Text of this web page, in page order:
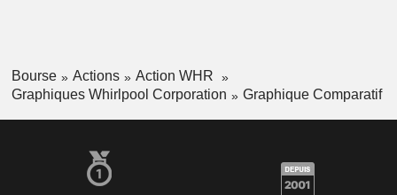
Bourse Actions
Action WHR
Graphiques Whirlpool Corporation
Graphique Comparatif